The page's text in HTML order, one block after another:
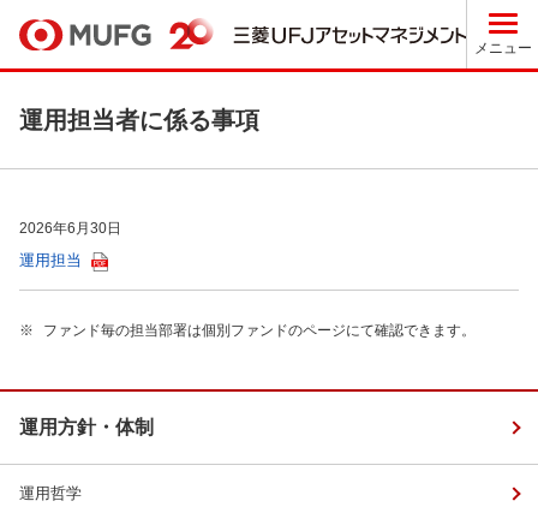
メニュー
運用担当者に係る事項
2026年6月30日
運用担当
※ ファンド毎の担当部署は個別ファンドのページにて確認できます。
運用方針・体制
運用哲学